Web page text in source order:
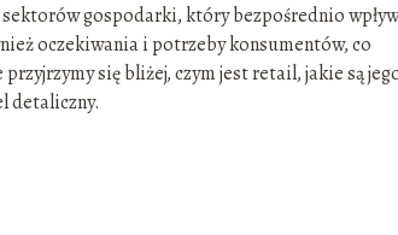
gospodarki, który bezpośrednio
oczekiwania i potrzeby konsumentów, co
się bliżej, czym jest retail, jakie są
detaliczny.